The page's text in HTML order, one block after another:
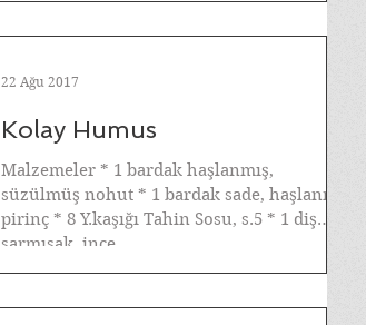
Kolay Humus
Malzemeler * 1 bardak haşlanmış,
süzülmüş nohut * 1 bardak sade, haşlanmış
pirinç * 8 Y.kaşığı Tahin Sosu, s.5 * 1 diş
sarmısak, ince...
22 Ağu 2017